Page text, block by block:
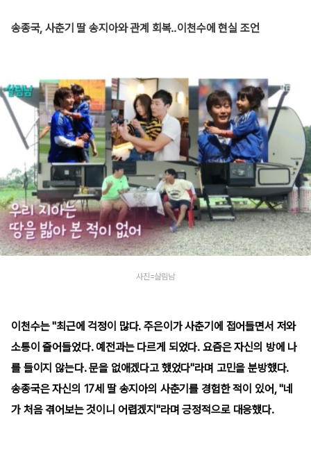
송종국, 사춘기 딸 송지아와 관계 회복‥이천수에 현실 조언
사진=살림남
이천수는 "최근에 걱정이 많다. 주은이가 사춘기에 접어들면서 저와
소통이 줄어들었다. 예전과는 다르게 되었다. 요즘은 자신의 방에 나
를 들이지 않는다. 문을 없애겠다고 했었다"라며 고민을 분방했다.
송종국은 자신의 17세 딸 송지아의 사춘기를 경험한 적이 있어, "네
가 처음 겪어보는 것이니 어렵겠지"라며 긍정적으로 대응했다.